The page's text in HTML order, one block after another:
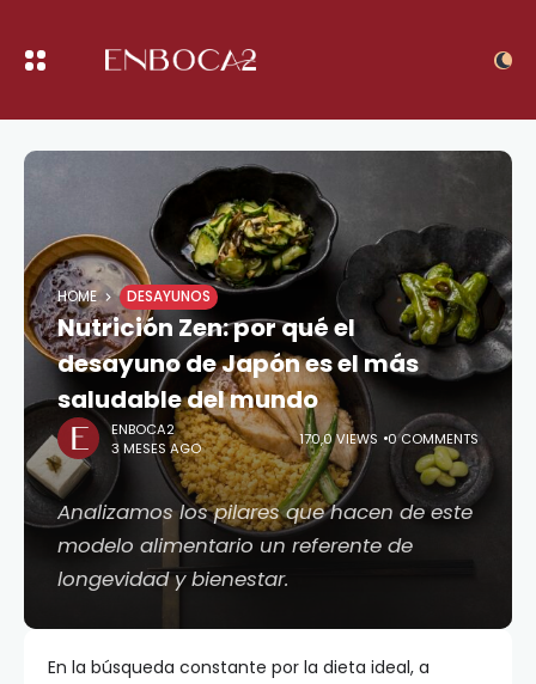
HOME DESAYUNOS
Nutrición Zen: por qué el
desayuno de Japón es el más
saludable del mundo
ENBOCA2
3 MESES AGO
170,0 VIEWS 0 COMMENTS
Analizamos los pilares que hacen de este
modelo alimentario un referente de
longevidad y bienestar.
En la búsqueda constante por la dieta ideal, a